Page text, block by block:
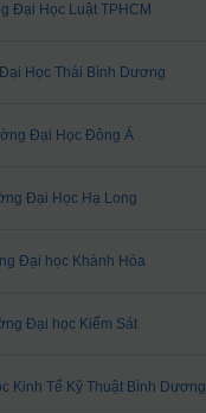
Đại Học Luật TPHCM
Học Thái Bình Dương
Đại Học Đông Á
Đại Học Hạ Long
Đại học Khánh Hòa
Đại học Kiểm Sát
Kinh Tế Kỹ Thuật Bình Dương